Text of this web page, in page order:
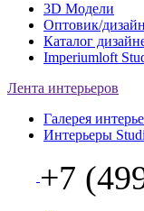
3D Модели
Оптовик/
Каталог
Imperiumloft
Лента интерьеров
Галерея
Интерьеры
+7